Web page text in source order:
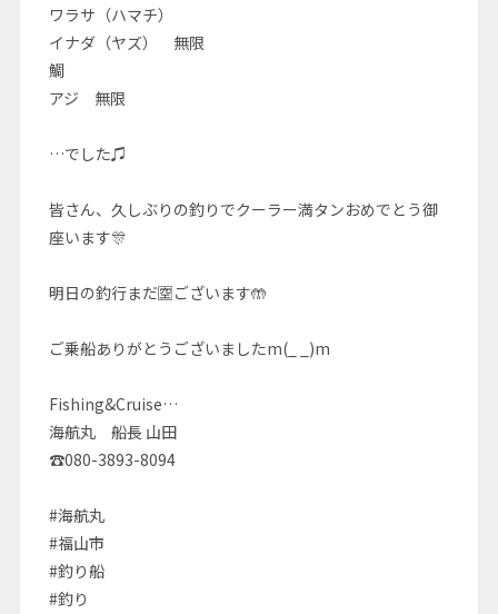
ワラサ（ハマチ）
イナダ（ヤズ） 無限
鯛
アジ 無限
…でした♫
皆さん、久しぶりの釣りでクーラー満タンおめでとう御
座います🎊
明日の釣行まだ🈳ございます🤲
ご乗船ありがとうございましたm(_ _)m
Fishing&Cruise…
海航丸 船長 山田
☎080-3893-8094
#海航丸
#福山市
#釣り船
#釣り